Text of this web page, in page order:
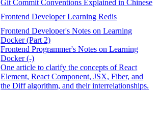
Git Commit Conventions Explained in Chinese
Frontend Developer Learning Redis
Frontend Developer's Notes on Learning
Docker (Part 2)
Frontend Programmer's Notes on Learning
Docker (-)
One article to clarify the concepts of React
Element, React Component, JSX, Fiber, and
the Diff algorithm, and their interrelationships.